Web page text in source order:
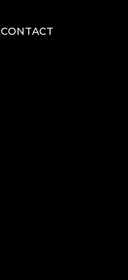
CONTACT